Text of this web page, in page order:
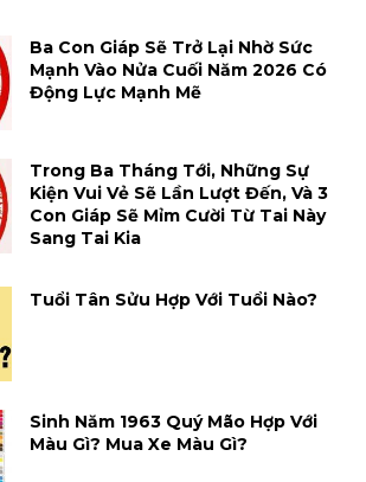
Ba Con Giáp Sẽ Trở Lại Nhờ Sức
Mạnh Vào Nửa Cuối Năm 2026 Có
Động Lực Mạnh Mẽ
Trong Ba Tháng Tới, Những Sự
Kiện Vui Vẻ Sẽ Lần Lượt Đến, Và 3
Con Giáp Sẽ Mỉm Cười Từ Tai Này
Sang Tai Kia
Tuổi Tân Sửu Hợp Với Tuổi Nào?
Sinh Năm 1963 Quý Mão Hợp Với
Màu Gì? Mua Xe Màu Gì?